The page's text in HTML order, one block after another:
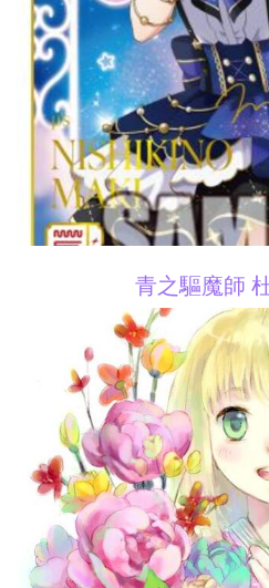
青之驅魔師